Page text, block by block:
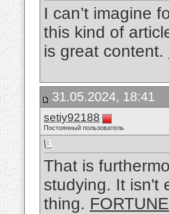
I can’t imagine
this kind of
is great content.
31.05.2024, 18:41
setiy92188
Постоянный пользователь
That is
studying. It isn't
thing.